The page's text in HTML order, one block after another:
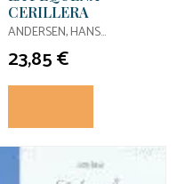
CERILLERA
ANDERSEN, HANS
CHRISTIAN
23,85 €